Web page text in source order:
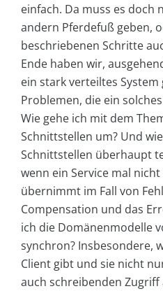
einfach. Da muss es doch
andern Pferdefuß geben,
beschriebenen Schritte
Ende haben wir,
ein stark verteiltes
Problemen, die ein
Wie gehe ich mit dem
Schnittstellen um? Und
Schnittstellen überhaupt
wenn ein Service mal
übernimmt im Fall von
Compensation und das
ich die Domänenmodelle
synchron? Insbesondere,
Client gibt und sie nicht
auch schreibenden Zugriff